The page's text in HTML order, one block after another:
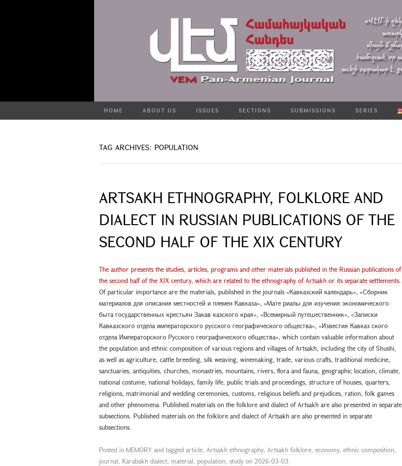
HOME ABOUT US ISSUES SECTIONS SUBMISSIONS SERIES
TAG ARCHIVES: POPULATION
ARTSAKH ETHNOGRAPHY, FOLKLORE AND
DIALECT IN RUSSIAN PUBLICATIONS OF THE
SECOND HALF OF THE XIX CENTURY
The author presents the studies, articles, programs and other materials published in the Russian publications of
the second half of the XIX century, which are related to the ethnography of Artsakh or its separate settlements.
Of particular importance are the materials, published in the journals «Кавказский календарь», «Сборник
материалов для описания местностей и племен Кавказа», «Мате риалы для изучения экономического
быта государственных крестьян Закав казского края», «Всемирный путешественник», «Записки
Кавказского отдела императорского русского географического общества», «Известия Кавказ ского
отдела Императорского Русского географического общества», which contain valuable information about
the population and ethnic composition of various regions and villages of Artsakh, including the city of Shushi,
as well as agriculture, cattle breeding, silk weaving, winemaking, trade, various crafts, traditional medicine,
sanctuaries, antiquities, churches, monastries, mountains, rivers, flora and fauna, geographic location, climate,
national costume, national holidays, family life, public trials and proceedings, structure of houses, quarters,
religions, matrimonial and wedding ceremonies, customs, religious beliefs and prejudices, ration, folk games
and other phenomena. Published materials on the folklore and dialect of Artsakh are also presented in separate
subsections. Published materials on the folklore and dialect of Artsakh are also presented in separate
subsections.
Posted in MEMORY and tagged article, Artsakh ethnography, Artsakh folklore, economy, ethnic composition,
journal, Karabakh dialect, material, population, study on 2026-03-03.